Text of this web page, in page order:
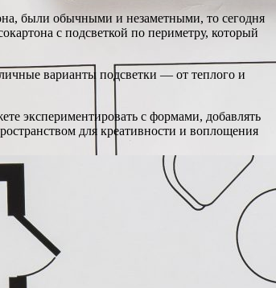
были обычными и незаметными, то сегодня
с подсветкой по периметру, который
варианты подсветки — от теплого и
экспериментировать с формами, добавлять
для креативности и воплощения